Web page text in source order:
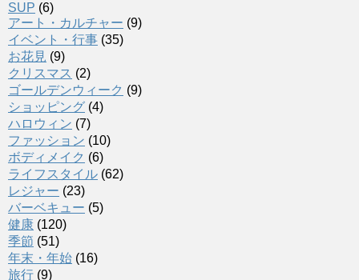
SUP (6)
アート・カルチャー (9)
イベント・行事 (35)
お花見 (9)
クリスマス (2)
ゴールデンウィーク (9)
ショッピング (4)
ハロウィン (7)
ファッション (10)
ボディメイク (6)
ライフスタイル (62)
レジャー (23)
バーベキュー (5)
健康 (120)
季節 (51)
年末・年始 (16)
旅行 (9)